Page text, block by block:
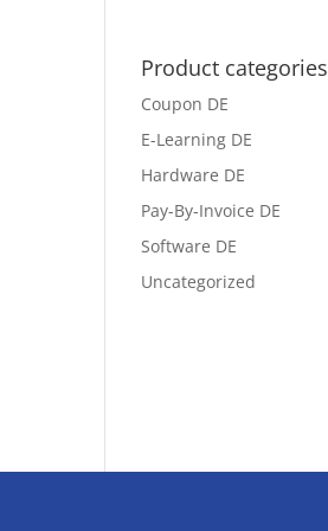
Product categories
Coupon DE
E-Learning DE
Hardware DE
Pay-By-Invoice DE
Software DE
Uncategorized